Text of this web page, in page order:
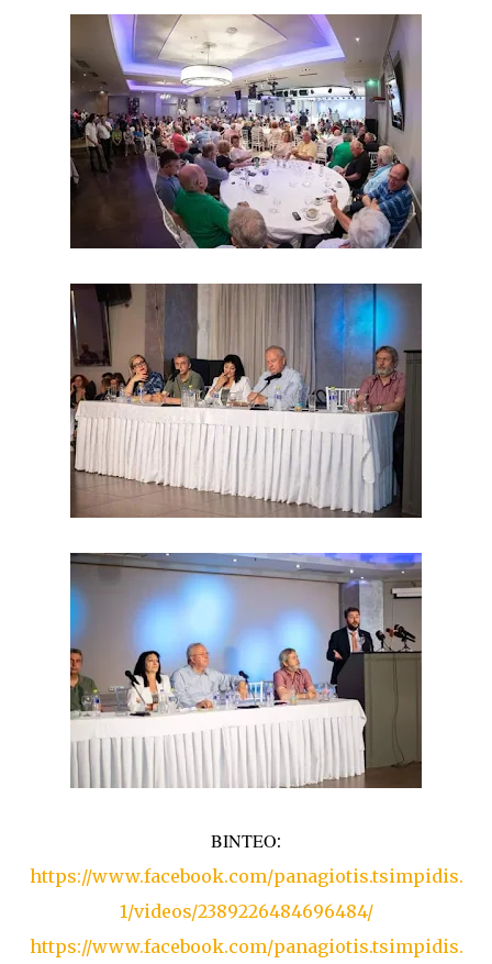
ΒΙΝΤΕΟ:
https://www.facebook.com/panagiotis.tsimpidis.
1/videos/2389226484696484/
https://www.facebook.com/panagiotis.tsimpidis.